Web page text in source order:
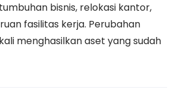
bisnis, relokasi kantor,
fasilitas kerja. Perubahan
menghasilkan aset yang sudah